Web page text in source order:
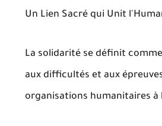
Un Lien Sacré qui Unit
La solidarité se définit
aux difficultés et aux
organisations humanitaires